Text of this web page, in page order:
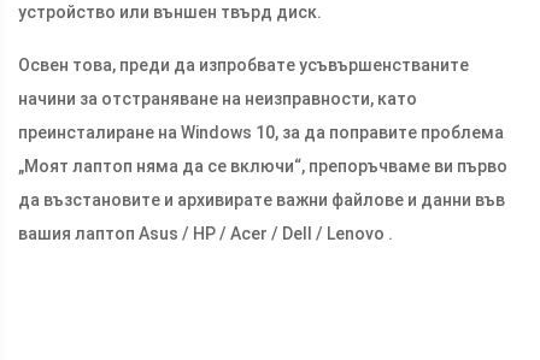
устройство или външен твърд диск.
Освен това, преди да изпробвате усъвършенстваните
начини за отстраняване на неизправности, като
преинсталиране на Windows 10, за да поправите проблема
„Моят лаптоп няма да се включи“, препоръчваме ви първо
да възстановите и архивирате важни файлове и данни във
вашия лаптоп Asus / HP / Acer / Dell / Lenovo .